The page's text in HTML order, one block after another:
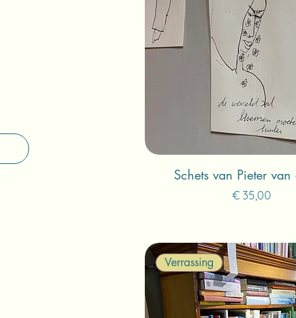
Schets van Pieter van
Prijs
€ 35,00
Verrassing